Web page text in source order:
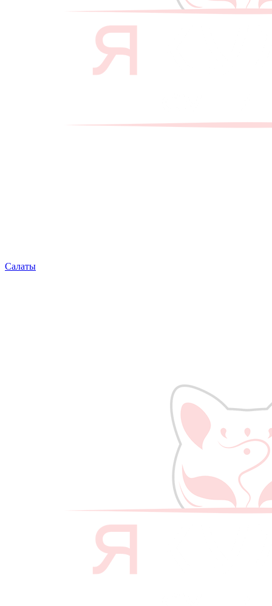
Салаты